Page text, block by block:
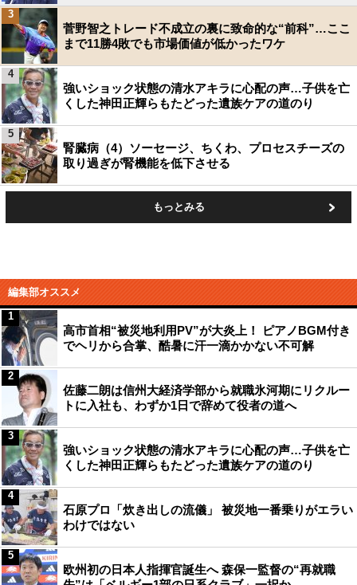
菅野智之トレード不成立の裏に致命的な“前科”…ここ
まで11勝4敗でも市場価値が低かったワケ
3
強いショック状態の清水アキラに心配の声…子供を亡
くした神田正輝らもたどった遺族ケアの道のり
4
腎臓病（4）ソーセージ、ちくわ、プロセスチーズの
取り過ぎが腎機能を低下させる
5
もっとみる
編集部オススメ
高市首相“被災地利用PV”が大炎上！ ピアノBGM付き
でヘリから合掌、酷暑に汗一滴かかない不可解
1
佐藤二朗は信州大経済学部から就職氷河期にリクルー
トに入社も、わずか1日で辞めて役者の道へ
2
強いショック状態の清水アキラに心配の声…子供を亡
くした神田正輝らもたどった遺族ケアの道のり
3
石原プロ「炊き出しの流儀」 被災地一番乗りがエラい
わけではない
4
欧州初の日本人指揮官誕生へ 森保一監督の“再就職
5